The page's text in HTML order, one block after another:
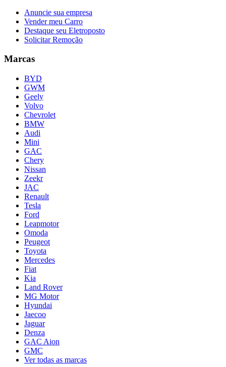
Anuncie sua empresa
Vender meu Carro
Destaque seu Eletroposto
Solicitar Remoção
Marcas
BYD
GWM
Geely
Volvo
Chevrolet
BMW
Audi
Mini
GAC
Chery
Nissan
Zeekr
JAC
Renault
Tesla
Ford
Leapmotor
Omoda
Peugeot
Toyota
Mercedes
Fiat
Kia
Land Rover
MG Motor
Hyundai
Jaecoo
Jaguar
Denza
GAC Aion
GMC
Ver todas as marcas